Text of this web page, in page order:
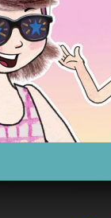
COMPARTIR